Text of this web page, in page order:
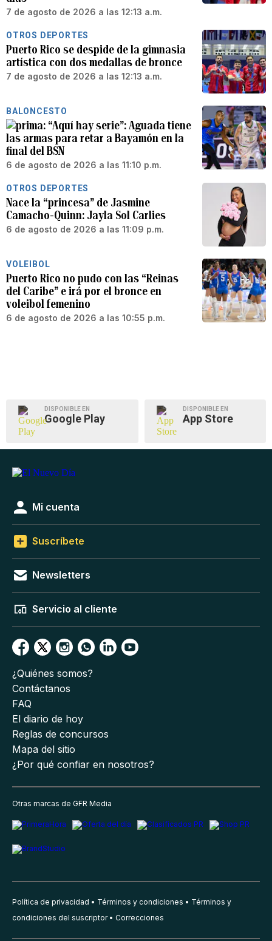
7 de agosto de 2026 a las 12:13 a.m.
OTROS DEPORTES
Puerto Rico se despide de la gimnasia
artística con dos medallas de bronce
7 de agosto de 2026 a las 12:13 a.m.
BALONCESTO
“Aquí hay serie”: Aguada tiene
las armas para retar a Bayamón en la
final del BSN
6 de agosto de 2026 a las 11:10 p.m.
OTROS DEPORTES
Nace la “princesa” de Jasmine
Camacho-Quinn: Jayla Sol Carlies
6 de agosto de 2026 a las 11:09 p.m.
VOLEIBOL
Puerto Rico no pudo con las “Reinas
del Caribe” e irá por el bronce en
voleibol femenino
6 de agosto de 2026 a las 10:55 p.m.
DISPONIBLE EN
Google Play
DISPONIBLE EN
App Store
Mi cuenta
Suscríbete
Newsletters
Servicio al cliente
¿Quiénes somos?
Contáctanos
FAQ
El diario de hoy
Reglas de concursos
Mapa del sitio
¿Por qué confiar en nosotros?
Otras marcas de GFR Media
Política de privacidad Términos y condiciones
Términos y
condiciones del suscriptor
Correcciones